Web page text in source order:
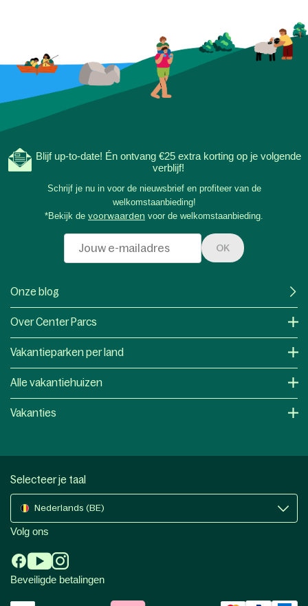
Blijf up-to-date! Én ontvang €25 extra korting op je volgende
verblijf!
Schrijf je nu in voor de nieuwsbrief en profiteer van de
welkomstaanbieding!
*Bekijk de voorwaarden voor de welkomstaanbieding.
OK
Onze blog
Over Center Parcs
Vakantieparken per land
Alle vakantiehuizen
Vakanties
Selecteer je taal
Nederlands (BE)
Volg ons
Beveiligde betalingen